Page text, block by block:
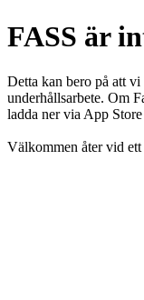
FASS är
Detta kan bero på att
underhållsarbete. Om
ladda ner via App
Välkommen åter vid